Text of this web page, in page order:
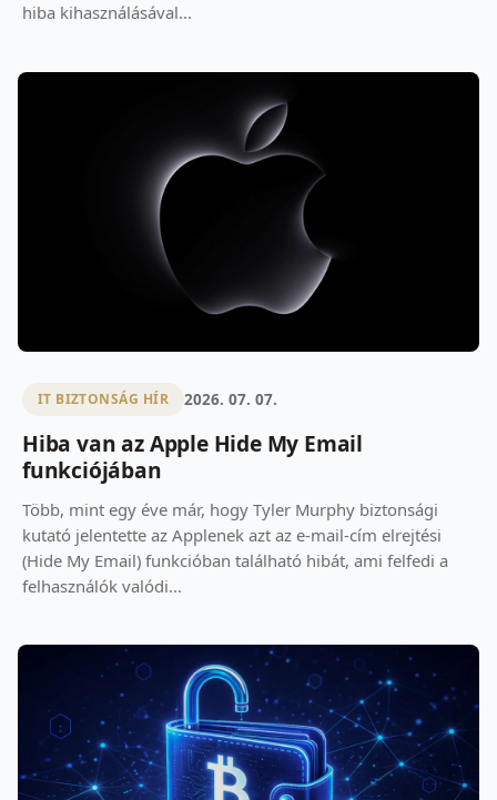
hiba kihasználásával...
IT BIZTONSÁG HÍR 2026. 07. 07.
Hiba van az Apple Hide My Email
funkciójában
Több, mint egy éve már, hogy Tyler Murphy biztonsági
kutató jelentette az Applenek azt az e-mail-cím elrejtési
(Hide My Email) funkcióban található hibát, ami felfedi a
felhasználók valódi...